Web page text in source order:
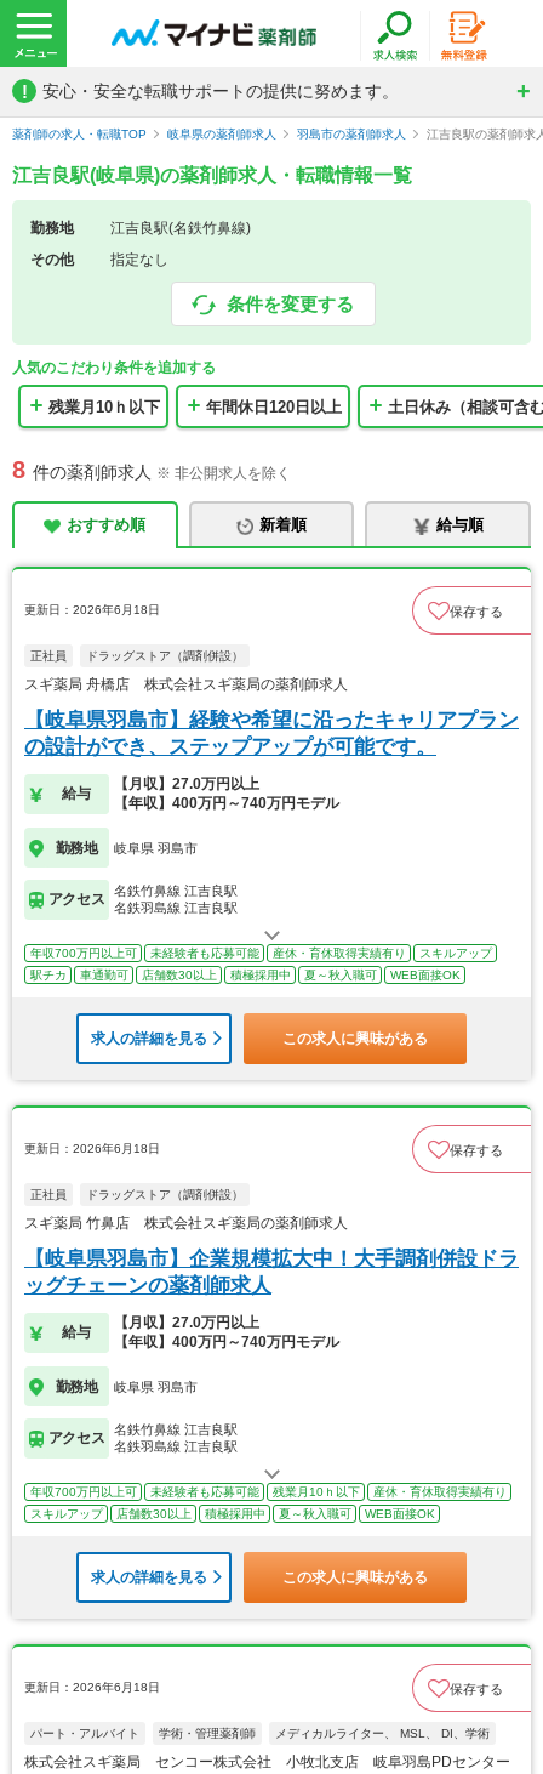
! 安心・安全な転職サポートの提供に努めます。
薬剤師の求人・転職TOP 岐阜県の薬剤師求人 羽島市の薬剤師求人 江吉良駅の薬剤師求
江吉良駅(岐阜県)の薬剤師求人・転職情報一覧
勤務地
江吉良駅(名鉄竹鼻線)
その他
指定なし
条件を変更する
人気のこだわり条件を追加する
残業月10ｈ以下 年間休日120日以上 土日休み（相談可含
8 件の薬剤師求人 ※ 非公開求人を除く
おすすめ順 新着順 給与順
更新日：2026年6月18日 保存する
正社員 ドラッグストア（調剤併設）
スギ薬局 舟橋店 株式会社スギ薬局の薬剤師求人
【岐阜県羽島市】経験や希望に沿ったキャリアプラン
の設計ができ、ステップアップが可能です。
給与
【月収】27.0万円以上
【年収】400万円～740万円モデル
勤務地 岐阜県 羽島市
アクセス
名鉄竹鼻線 江吉良駅
名鉄羽島線 江吉良駅
年収700万円以上可 未経験者も応募可能 産休・育休取得実績有り
スキルアップ
駅チカ
車通勤可 店舗数30以上 積極採用中 夏～秋入職可 WEB面接OK
求人の詳細を見る この求人に興味がある
更新日：2026年6月18日 保存する
正社員 ドラッグストア（調剤併設）
スギ薬局 竹鼻店 株式会社スギ薬局の薬剤師求人
【岐阜県羽島市】企業規模拡大中！大手調剤併設ドラ
ッグチェーンの薬剤師求人
給与
【月収】27.0万円以上
【年収】400万円～740万円モデル
勤務地 岐阜県 羽島市
アクセス
名鉄竹鼻線 江吉良駅
名鉄羽島線 江吉良駅
年収700万円以上可 未経験者も応募可能 残業月10ｈ以下
産休・育休取得実績有り
スキルアップ
店舗数30以上 積極採用中 夏～秋入職可 WEB面接OK
求人の詳細を見る この求人に興味がある
更新日：2026年6月18日 保存する
パート・アルバイト 学術・管理薬剤師 メディカルライター、 MSL、 DI、学術
株式会社スギ薬局 センコー株式会社 小牧北支店 岐阜羽島PDセンター